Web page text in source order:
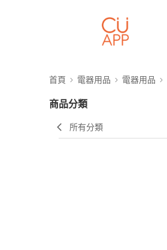
首頁 電器用品 電器用品
商品分類
所有分類